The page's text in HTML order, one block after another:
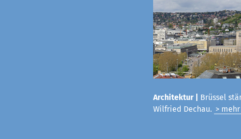
Architektur |
Brüssel
Wilfried Dechau. > mehr